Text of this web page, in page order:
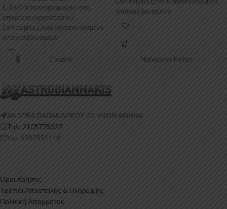
Ειδικά kit που εφαρμόζουν στις
μπάρες του εργοστασίου
LaPrealpina.Είναι κατασκευασμένα
από γαλβανισμένo
μέταλλο.Παρέχονται με
πλαστικοποίηση ή με επιπλέον
από γαλβανισμένo
μέταλλο.Παρέχονται με
λαστιχένιες προσθήκες
Colzani Nanoboss Hellas
ΑΝΔΡΕΑ ΠΑΠΑΝΔΡΕΟΥ 20 ‘ΙΛΙΟΝ ΑΘΗΝΑ
Τηλ: 2105775322
Κιν: 6982551118
Όροι Χρήσης
Τρόποι Αποστολής & Πληρωμής
Πολιτική Απορρήτου